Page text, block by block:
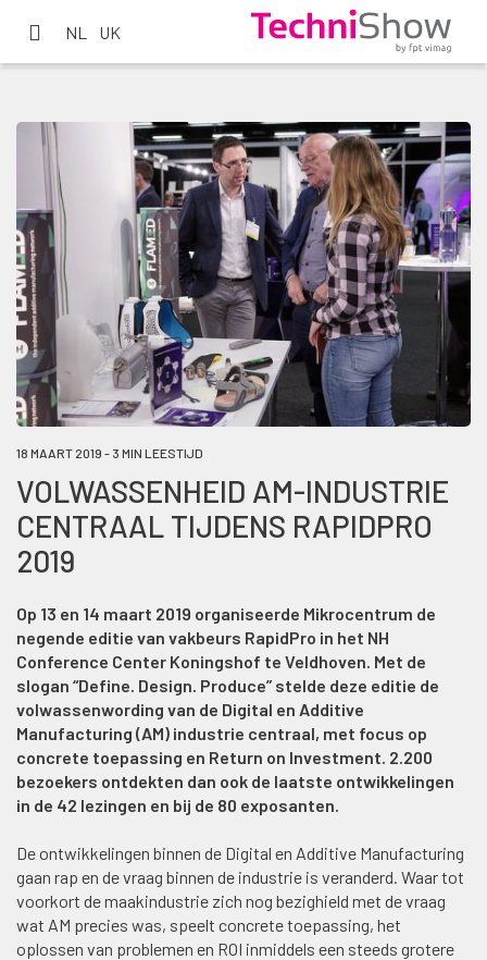
NL UK
18 MAART 2019 - 3 MIN LEESTIJD
VOLWASSENHEID AM-INDUSTRIE
CENTRAAL TIJDENS RAPIDPRO
2019
Op 13 en 14 maart 2019 organiseerde Mikrocentrum de
negende editie van vakbeurs RapidPro in het NH
Conference Center Koningshof te Veldhoven. Met de
slogan “Define. Design. Produce” stelde deze editie de
volwassenwording van de Digital en Additive
Manufacturing (AM) industrie centraal, met focus op
concrete toepassing en Return on Investment. 2.200
bezoekers ontdekten dan ook de laatste ontwikkelingen
in de 42 lezingen en bij de 80 exposanten.
De ontwikkelingen binnen de Digital en Additive Manufacturing
gaan rap en de vraag binnen de industrie is veranderd. Waar tot
voorkort de maakindustrie zich nog bezighield met de vraag
wat AM precies was, speelt concrete toepassing, het
oplossen van problemen en ROI inmiddels een steeds grotere